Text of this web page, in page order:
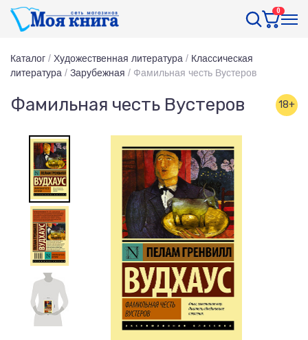
0
Каталог / Художественная литература / Классическая
литература / Зарубежная / Фамильная честь Вустеров
Фамильная честь Вустеров 18+